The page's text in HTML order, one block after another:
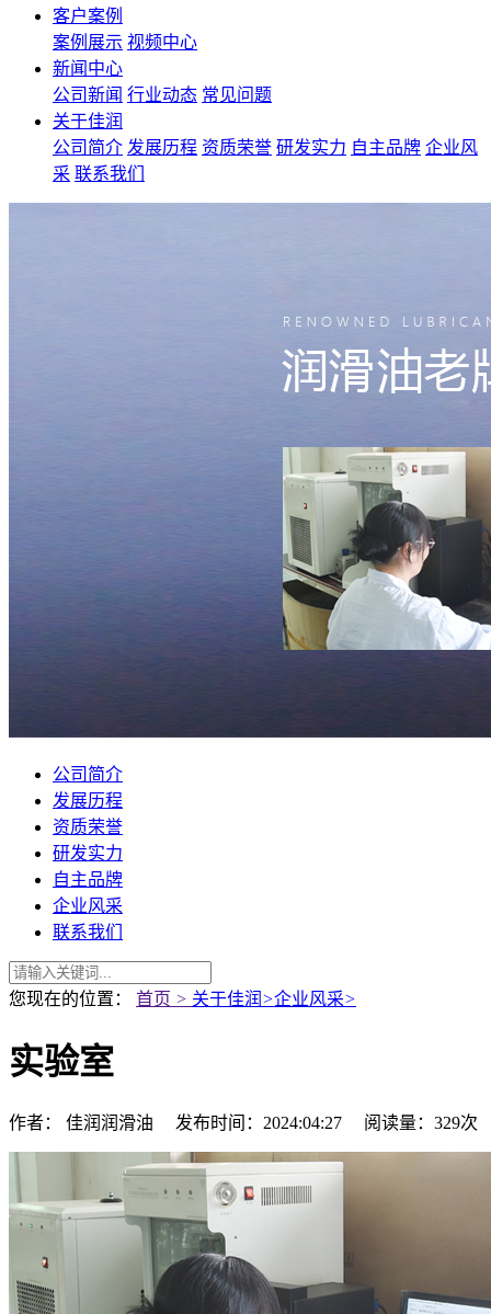
客户案例
案例展示 视频中心
新闻中心
公司新闻 行业动态 常见问题
关于佳润
公司简介 发展历程 资质荣誉 研发实力 自主品牌 企业风
采 联系我们
公司简介
发展历程
资质荣誉
研发实力
自主品牌
企业风采
联系我们
您现在的位置： 首页 > 关于佳润 >企业风采>
实验室
作者： 佳润润滑油 发布时间：2024:04:27 阅读量：329次